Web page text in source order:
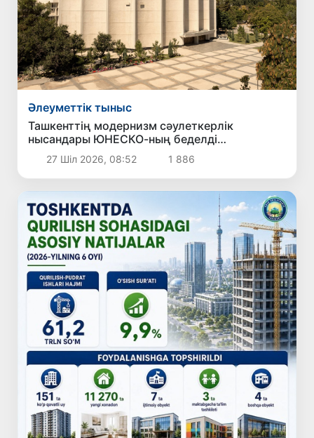
Әлеуметтік тыныс
Ташкенттің модернизм сәулеткерлік
нысандары ЮНЕСКО-ның беделді
Халықаралық тізіміне ресми түрде енгізілді
27 Шіл 2026, 08:52 1 886